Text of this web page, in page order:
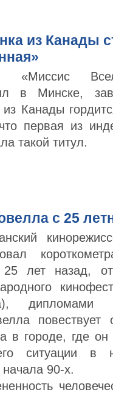
из Канады
«Миссис
в Минске,
Канады
первая из
такой титул.
с 25
25 лет назад,
в городе, где
ситуации в
90-х.